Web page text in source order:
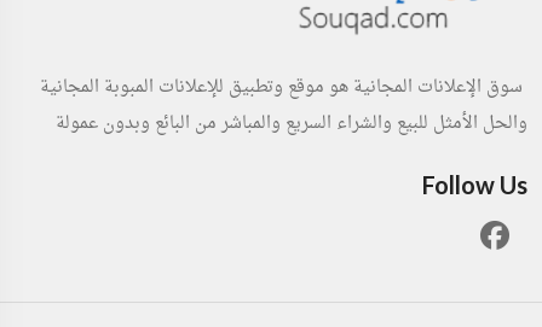
سوق الإعلانات المجانية هو موقع وتطبيق للإعلانات المبوبة المجانية
والحل الأمثل للبيع والشراء السريع والمباشر من البائع وبدون عمولة
Follow Us